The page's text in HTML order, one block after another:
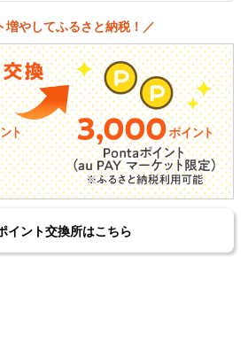
増やしてふるさと納税！／
イント交換所はこちら